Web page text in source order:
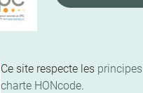
Ce site respecte les
charte HONcode.